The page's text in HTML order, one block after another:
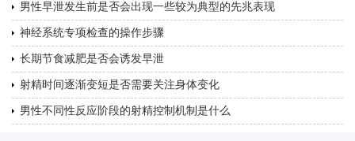
男性早泄发生前是否会出现一些较为典型的先兆表现
神经系统专项检查的操作步骤
长期节食减肥是否会诱发早泄
射精时间逐渐变短是否需要关注身体变化
男性不同性反应阶段的射精控制机制是什么